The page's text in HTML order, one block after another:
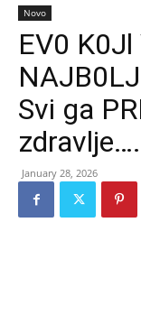
Novo
EV0
Svi ga
zdravlje….
January 28, 2026